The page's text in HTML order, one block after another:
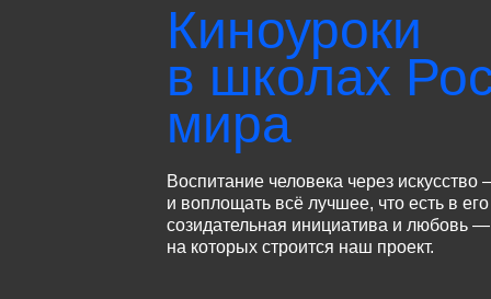
Киноуроки
в школах
мира
Воспитание человека через искусство
и воплощать всё лучшее, что есть в
созидательная инициатива и любовь —
на которых строится наш проект.